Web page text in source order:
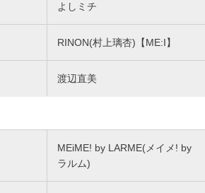
よしミチ
RINON(村上璃杏)【ME:I】
渡辺直美
MEiME! by LARME(メイメ! by
ラルム)